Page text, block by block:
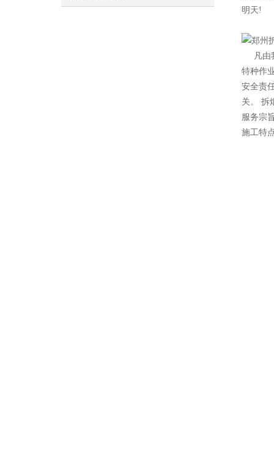
明天!
凡由
特种作
安全责
关。 拆
服务宗
施工特